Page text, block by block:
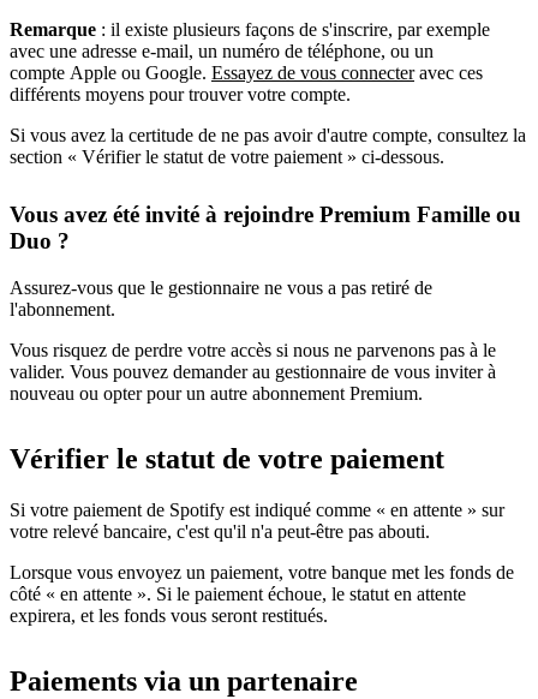
Remarque : il existe plusieurs façons de s'inscrire, par exemple
avec une adresse e-mail, un numéro de téléphone, ou un
compte Apple ou Google. Essayez de vous connecteravec ces
différents moyens pour trouver votre compte.
Si vous avez la certitude de ne pas avoir d'autre compte, consultez la
section « Vérifier le statut de votre paiement » ci-dessous.
Vous avez été invité à rejoindre Premium Famille ou
Duo ?
Assurez-vous que le gestionnaire ne vous a pas retiré de
l'abonnement.
Vous risquez de perdre votre accès si nous ne parvenons pas à le
valider. Vous pouvez demander au gestionnaire de vous inviter à
nouveau ou opter pour un autre abonnement Premium.
Vérifier le statut de votre paiement
Si votre paiement de Spotify est indiqué comme « en attente » sur
votre relevé bancaire, c'est qu'il n'a peut-être pas abouti.
Lorsque vous envoyez un paiement, votre banque met les fonds de
côté « en attente ». Si le paiement échoue, le statut en attente
expirera, et les fonds vous seront restitués.
Paiements via un partenaire